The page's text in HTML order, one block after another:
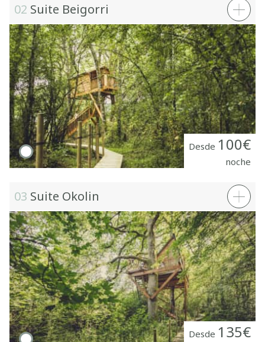
02 Suite Beigorri
Desde 100€
noche
03 Suite Okolin
Desde 135€